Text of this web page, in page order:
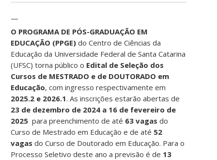
—
O PROGRAMA DE PÓS-GRADUAÇÃO EM
EDUCAÇÃO (PPGE) do Centro de Ciências da
Educação da Universidade Federal de Santa Catarina
(UFSC) torna público o Edital de Seleção dos
Cursos de MESTRADO e de DOUTORADO em
Educação, com ingresso respectivamente em
2025.2 e 2026.1. As inscrições estarão abertas de
23 de dezembro de 2024 a 16 de fevereiro de
2025para preenchimento de até 63 vagas do
Curso de Mestrado em Educação e de até 52
vagas do Curso de Doutorado em Educação. Para o
Processo Seletivo deste ano a previsão é de 13